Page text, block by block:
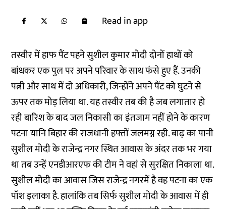
Read in app
तस्वीर में हाफ पैंट पहने सुशील कुमार मोदी दोनों हाथों को
बांधकर एक पुल पर अपने परिवार के साथ फंसे हुए हैं. उनकी
पत्नी और साथ में दो अधिकारी, जिन्होंने अपने पैंट को घुटने से
ऊपर तक मोड़ लिया था. यह तस्वीर तब की है जब लगातार हो
रही बारिश के बाद जल निकासी का इंतजाम नहीं होने के कारण
पटना यानि बिहार की राजधानी हफ्तों जलमग्न रही. बाढ़ का पानी
सुशील मोदी के राजेन्द्र नगर स्थित आवास के अंदर तक भर गया
था तब उन्हें एनडीआरएफ की टीम ने वहां से सुरक्षित निकाला था.
सुशील मोदी का आवास जिस राजेन्द्र नगरमें है वह पटना का एक
पॉश इलाका है. हालांकि तब सिर्फ सुशील मोदी के आवास में ही